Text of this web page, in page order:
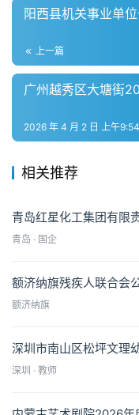
阳西县机关事业单
上一篇
广州越秀区大塘街
2026 年 4 月 2 日 上午9:54
相关推荐
青岛红星化工集团有限
青岛 · 国企
额济纳旗残疾人联合会
额济纳旗
深圳市南山区松坪文理
深圳 · 教师